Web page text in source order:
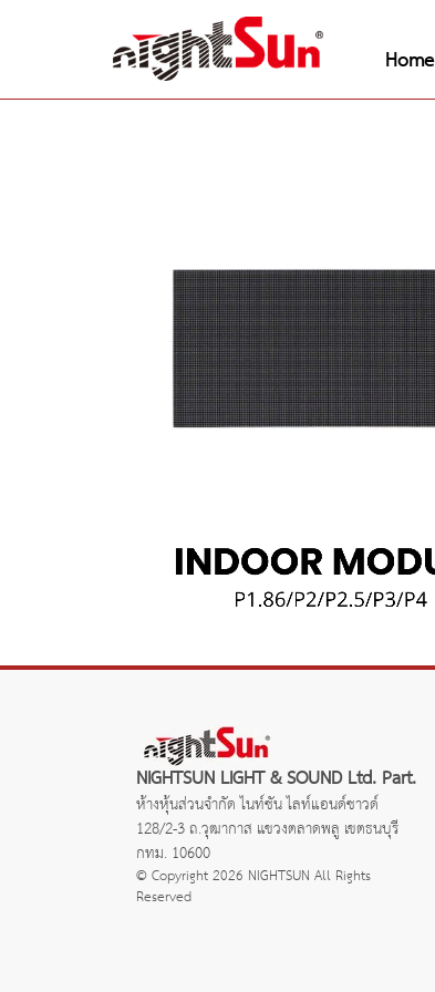
Home
NIGHTSUN LIGHT & SOUND Ltd. Part.
ห้างหุ้นส่วนจำกัด ไนท์ซัน ไลท์แอนด์ซาวด์
128/2-3 ถ.วุฒากาส แขวงตลาดพลู เขตธนบุรี
กทม. 10600
© Copyright 2026 NIGHTSUN All Rights
Reserved